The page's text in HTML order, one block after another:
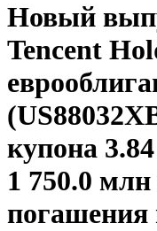
Новый
Tencent
купона
1 750.0
погашения